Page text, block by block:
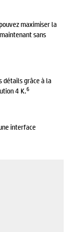
maximiser la
sans
détails grâce à la
4 K.6
interface